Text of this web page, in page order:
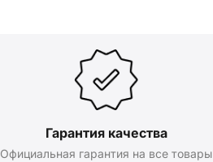
Гарантия качества
Официальная гарантия на все товары